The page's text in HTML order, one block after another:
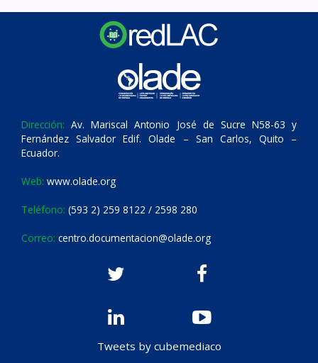
Dirección: Av. Mariscal Antonio José de Sucre N58-63 y
Fernández Salvador Edif. Olade – San Carlos, Quito –
Ecuador.
Web: www.olade.org
Teléfono: (593 2) 259 8122 / 2598 280
Correo: centro.documentacion@olade.org
Tweets by cubemediaco